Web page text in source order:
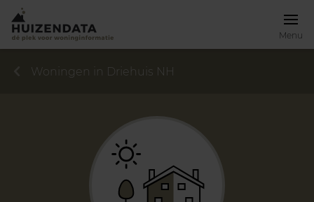
Menu
Woningen in Driehuis NH